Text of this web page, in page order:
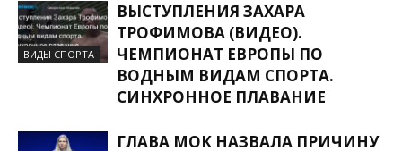
ВИДЫ СПОРТА
ВЫСТУПЛЕНИЯ ЗАХАРА
ТРОФИМОВА (ВИДЕО).
ЧЕМПИОНАТ ЕВРОПЫ ПО
ВОДНЫМ ВИДАМ СПОРТА.
СИНХРОННОЕ ПЛАВАНИЕ
ГЛАВА МОК НАЗВАЛА ПРИЧИНУ